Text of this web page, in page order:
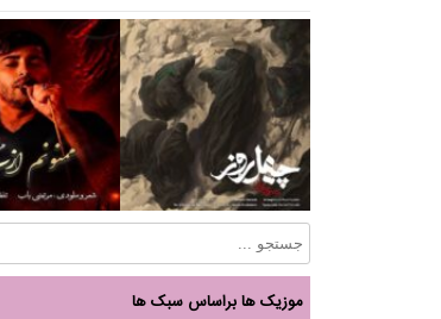
موزیک ها براساس سبک ها